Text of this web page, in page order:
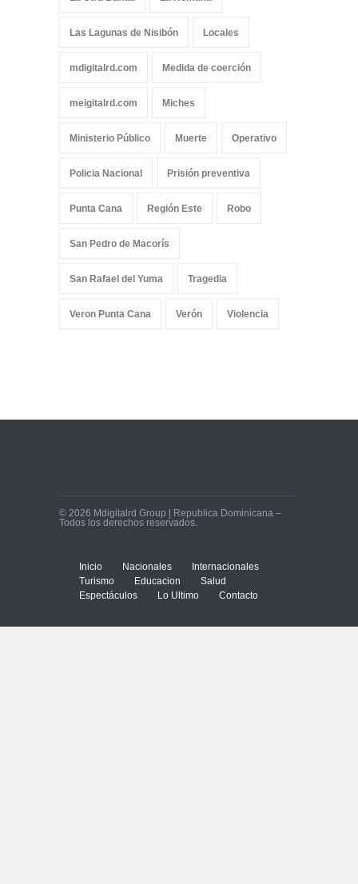
Las Lagunas de Nisibón Locales
mdigitalrd.com Medida de coerción
meigitalrd.com Miches
Ministerio Público Muerte Operativo
Policia Nacional Prisión preventiva
Punta Cana Región Este Robo
San Pedro de Macorís
San Rafael del Yuma Tragedia
Veron Punta Cana Verón Violencia
© 2026 Mdigitalrd Group | Republica Dominicana –
Todos los derechos reservados.
Inicio Nacionales
Internacionales
Turismo
Educacion
Salud
Espectáculos
Lo Ultimo Contacto